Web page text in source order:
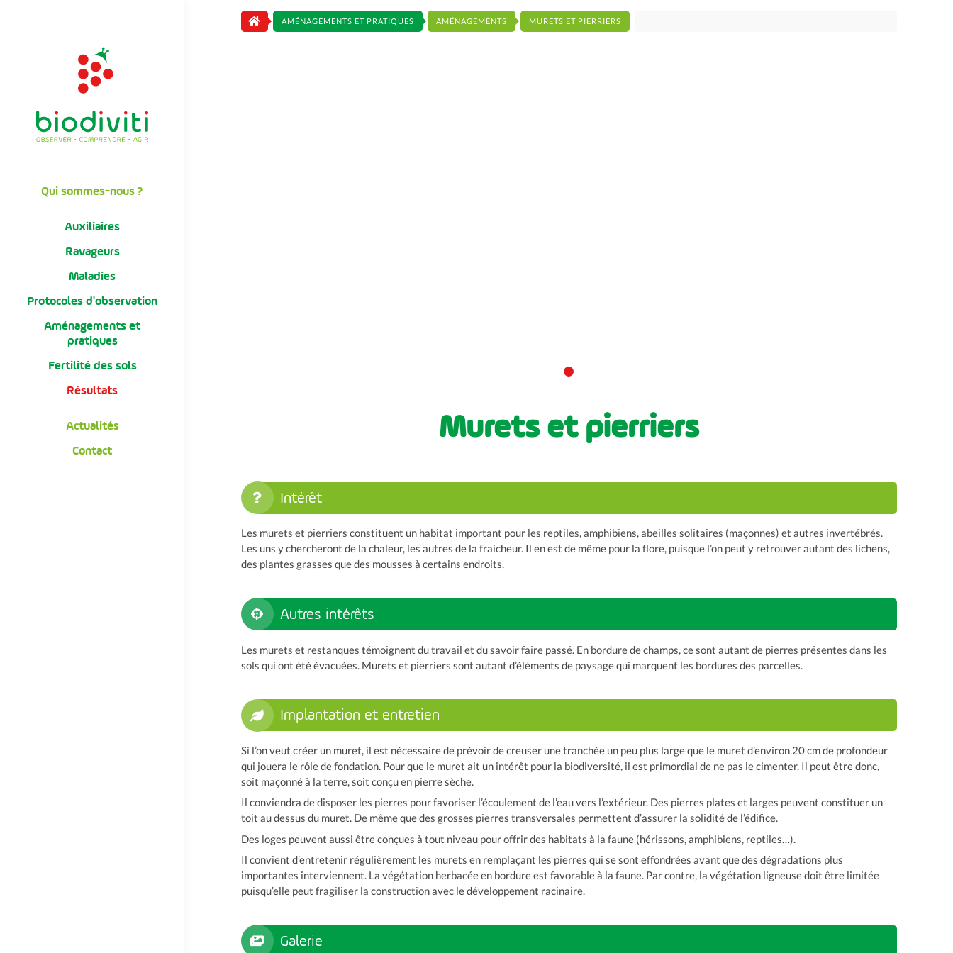
Qui sommes-nous ?
Auxiliaires
Ravageurs
Maladies
Protocoles d'observation
Aménagements et
pratiques
Fertilité des sols
Résultats
Actualités
Contact
AMÉNAGEMENTS ET PRATIQUES AMÉNAGEMENTS MURETS ET PIERRIERS
Murets et pierriers
Intérêt
Les murets et pierriers constituent un habitat important pour les reptiles, amphibiens, abeilles solitaires (maçonnes) et autres invertébrés.
Les uns y chercheront de la chaleur, les autres de la fraicheur. Il en est de même pour la flore, puisque l’on peut y retrouver autant des lichens,
des plantes grasses que des mousses à certains endroits.
Autres intérêts
Les murets et restanques témoignent du travail et du savoir faire passé. En bordure de champs, ce sont autant de pierres présentes dans les
sols qui ont été évacuées. Murets et pierriers sont autant d’éléments de paysage qui marquent les bordures des parcelles.
Implantation et entretien
Si l’on veut créer un muret, il est nécessaire de prévoir de creuser une tranchée un peu plus large que le muret d’environ 20 cm de profondeur
qui jouera le rôle de fondation. Pour que le muret ait un intérêt pour la biodiversité, il est primordial de ne pas le cimenter. Il peut être donc,
soit maçonné à la terre, soit conçu en pierre sèche.
Il conviendra de disposer les pierres pour favoriser l’écoulement de l’eau vers l’extérieur. Des pierres plates et larges peuvent constituer un
toit au dessus du muret. De même que des grosses pierres transversales permettent d’assurer la solidité de l’édifice.
Des loges peuvent aussi être conçues à tout niveau pour offrir des habitats à la faune (hérissons, amphibiens, reptiles…).
Il convient d’entretenir régulièrement les murets en remplaçant les pierres qui se sont effondrées avant que des dégradations plus
importantes interviennent. La végétation herbacée en bordure est favorable à la faune. Par contre, la végétation ligneuse doit être limitée
puisqu’elle peut fragiliser la construction avec le développement racinaire.
Galerie